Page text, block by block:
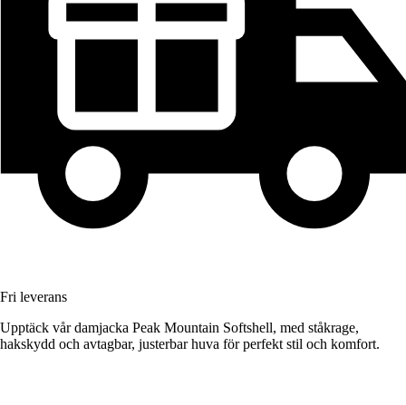
Fri leverans
Upptäck vår damjacka Peak Mountain Softshell, med ståkrage,
hakskydd och avtagbar, justerbar huva för perfekt stil och komfort.